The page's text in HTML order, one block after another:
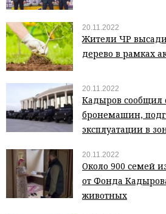
20.11.2022
Жители ЧР
дерево в рамках
20.11.2022
Кадыров сообщил
бронемашин,
эксплуатации в
20.11.2022
Около 900 семей
от Фонда
животных